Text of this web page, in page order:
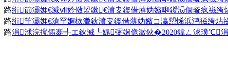
路绗節灞娾€滅ⅶ妗傚洯鏉€濆叏鍥借薄妫嬪啝鍐涢個璇疯禌绔
路绗笁灞娾€滄罕婀栨澂鈥濆叏鍥借薄妫嬪コ瀛愬悕浜鸿禌绔炶
路涓浗浣撹偛褰╃エ鈥滅┖娓弻娴佹澂鈥�2020鍏ㄥ浗璞℃